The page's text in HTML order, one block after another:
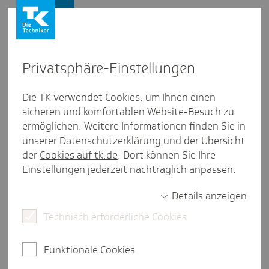
Online-Haut­check: Derma­to­
login über digi­talen Fort­schritt
Inter­view aus Schles­wig-Holstein
Im Interview spricht Hautärztin Dr. Florine Fischer
digitaler Anwendungen für die Dermatologie.
Presse und Politik Telemedizin
Privat­sphäre-Einstel­lungen
Die TK verwendet Cookies, um Ihnen einen
sicheren und komfortablen Website-Besuch zu
ermöglichen. Weitere Informationen finden Sie in
unserer Datenschutzerklärung und der Übersicht
der Cookies auf tk.de. Dort können Sie Ihre
Einstellungen jederzeit nachträglich anpassen.
Details anzeigen
Technisch erforderliche Cookies
Funktionale Cookies